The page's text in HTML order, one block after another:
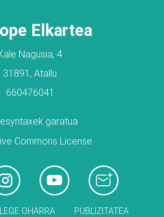
Elkartea
Nagusia, 4
31891, Atallu
660476041
garatua
LEGE OHARRA PUBLIZITATEA